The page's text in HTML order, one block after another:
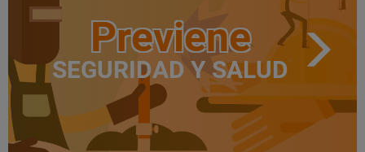
Previene
SEGURIDAD Y SALUD